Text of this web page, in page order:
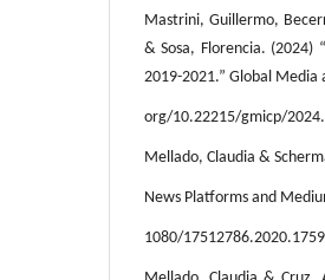
Mastrini, Guillermo,
& Sosa, Florencia. (2024)
2019-2021.” Global
org/10.22215/gmicp/
Mellado, Claudia &
News Platforms and
1080/